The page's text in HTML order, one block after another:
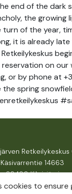
end of the dark
the growing
of the year,
it is already late
reservation on our
or by phone at
spring
Retkeilykeskus
Käsivarrentie 14663
99490 Kilpisjärvi
cookies to ensure